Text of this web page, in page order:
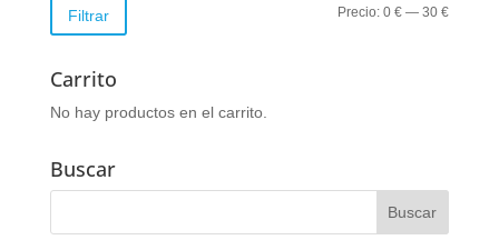
Precio
Precio
Filtrar Precio:0 € —30 €
Carrito
No hay productos en el carrito.
Buscar